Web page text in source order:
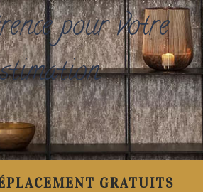
pour votre
GRATUITS